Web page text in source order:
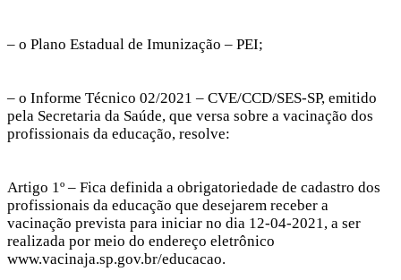
– o Plano Estadual de Imunização – PEI;
– o Informe Técnico 02/2021 – CVE/CCD/SES-SP, emitido
pela Secretaria da Saúde, que versa sobre a vacinação dos
profissionais da educação, resolve:
Artigo 1º – Fica definida a obrigatoriedade de cadastro dos
profissionais da educação que desejarem receber a
vacinação prevista para iniciar no dia 12-04-2021, a ser
realizada por meio do endereço eletrônico
www.vacinaja.sp.gov.br/educacao.